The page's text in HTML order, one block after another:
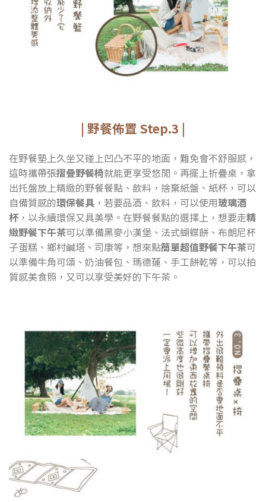
| 野餐佈置 Step.3 |
在野餐墊上久坐又碰上凹凸不平的地面，難免會不舒服感，
這時攜帶張摺疊野餐椅就能更享受悠閒。再擺上折疊桌，拿
出托盤放上精緻的野餐餐點、飲料，捨棄紙盤、紙杯，可以
自備質感的環保餐具 ，若要品酒、飲料，可以使用玻璃酒
杯 ，以永續環保又具美學。在野餐餐點的選擇上，想要走精
緻野餐下午茶可以準備黑麥小漢堡、法式蝴蝶餅、布朗尼杯
子蛋糕、鄉村鹹塔、司康等，想來點簡單超值野餐下午茶可
以準備牛角可頌、奶油餐包、瑪德蓮、手工餅乾等，可以拍
質感美食照，又可以享受美好的下午茶。